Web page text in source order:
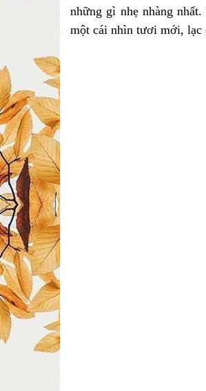
những gì nhẹ nhàng
một cái nhìn tươi mới, lạc